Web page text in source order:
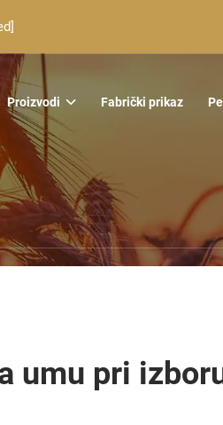
Proizvodi Fabrički prikaz
umu pri